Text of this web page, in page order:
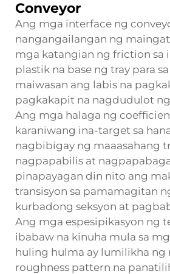
Conveyor
Ang mga interface ng
nangangailangan ng
mga katangian ng friction sa
plastik na base ng tray para
maiwasan ang labis na
pagkakapit na nagdudulot
Ang mga halaga ng
karaniwang ina-target sa
nagbibigay ng maaasahang
nagpapabilis at
pinapayagan din nito ang
transisyon sa pamamagitan
kurbadong seksyon at
Ang mga espesipikasyon ng
ibabaw na kinuha mula sa
huling hulma ay lumilikha ng
roughness pattern na